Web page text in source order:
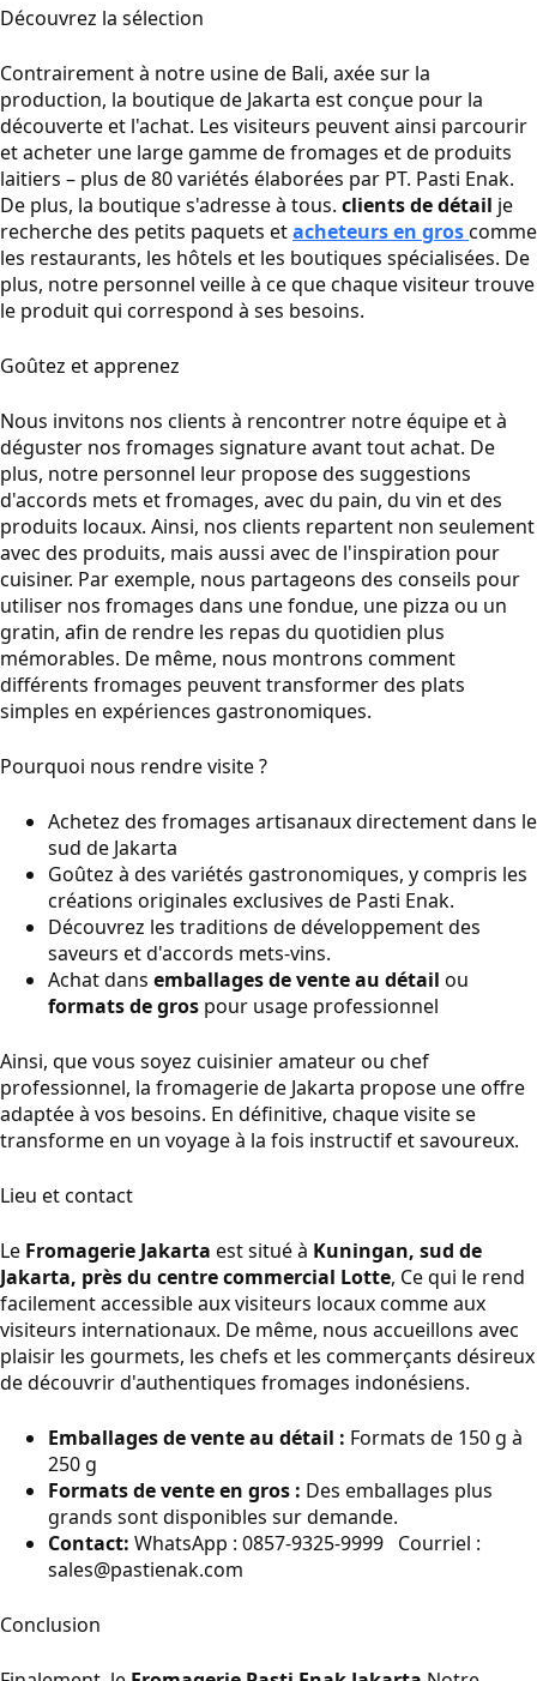
Découvrez la sélection
Contrairement à notre usine de Bali, axée sur la
production, la boutique de Jakarta est conçue pour la
découverte et l'achat. Les visiteurs peuvent ainsi parcourir
et acheter une large gamme de fromages et de produits
laitiers – plus de 80 variétés élaborées par PT. Pasti Enak.
De plus, la boutique s'adresse à tous. clients de détail je
recherche des petits paquets etacheteurs en groscomme
les restaurants, les hôtels et les boutiques spécialisées. De
plus, notre personnel veille à ce que chaque visiteur trouve
le produit qui correspond à ses besoins.
Goûtez et apprenez
Nous invitons nos clients à rencontrer notre équipe et à
déguster nos fromages signature avant tout achat. De
plus, notre personnel leur propose des suggestions
d'accords mets et fromages, avec du pain, du vin et des
produits locaux. Ainsi, nos clients repartent non seulement
avec des produits, mais aussi avec de l'inspiration pour
cuisiner. Par exemple, nous partageons des conseils pour
utiliser nos fromages dans une fondue, une pizza ou un
gratin, afin de rendre les repas du quotidien plus
mémorables. De même, nous montrons comment
différents fromages peuvent transformer des plats
simples en expériences gastronomiques.
Pourquoi nous rendre visite ?
Achetez des fromages artisanaux directement dans le
sud de Jakarta
Goûtez à des variétés gastronomiques, y compris les
créations originales exclusives de Pasti Enak.
Découvrez les traditions de développement des
saveurs et d'accords mets-vins.
Achat dans emballages de vente au détail ou
formats de gros pour usage professionnel
Ainsi, que vous soyez cuisinier amateur ou chef
professionnel, la fromagerie de Jakarta propose une offre
adaptée à vos besoins. En définitive, chaque visite se
transforme en un voyage à la fois instructif et savoureux.
Lieu et contact
Le Fromagerie Jakarta est situé à Kuningan, sud de
Jakarta, près du centre commercial Lotte, Ce qui le rend
facilement accessible aux visiteurs locaux comme aux
visiteurs internationaux. De même, nous accueillons avec
plaisir les gourmets, les chefs et les commerçants désireux
de découvrir d'authentiques fromages indonésiens.
Emballages de vente au détail : Formats de 150 g à
250 g
Formats de vente en gros : Des emballages plus
grands sont disponibles sur demande.
Contact: WhatsApp : 0857-9325-9999 Courriel :
sales@pastienak.com
Conclusion